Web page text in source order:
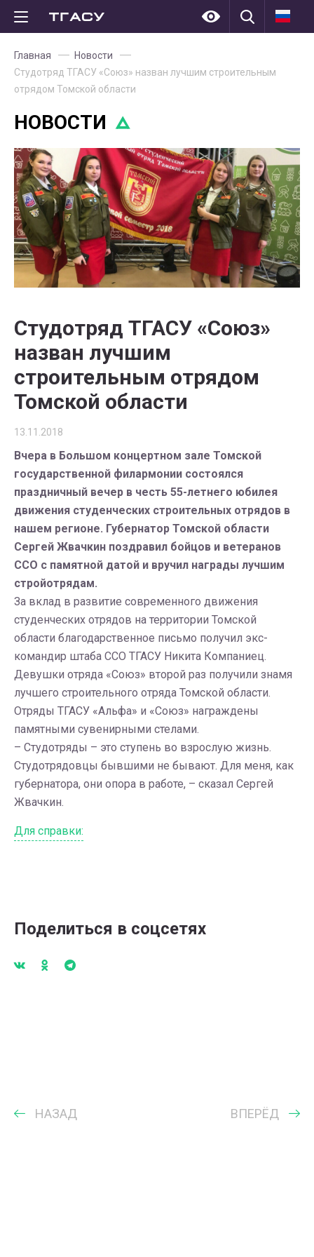
Главная
Новости
Студотряд ТГАСУ «Союз» назван лучшим строительным
отрядом Томской области
НОВОСТИ
Студотряд ТГАСУ «Союз»
назван лучшим
строительным отрядом
Томской области
13.11.2018
Вчера в Большом концертном зале Томской
государственной филармонии состоялся
праздничный вечер в честь 55-летнего юбилея
движения студенческих строительных отрядов в
нашем регионе. Губернатор Томской области
Сергей Жвачкин поздравил бойцов и ветеранов
ССО с памятной датой и вручил награды лучшим
стройотрядам.
За вклад в развитие современного движения
студенческих отрядов на территории Томской
области благодарственное письмо получил экс-
командир штаба ССО ТГАСУ Никита Компаниец.
Девушки отряда «Союз» второй раз получили знамя
лучшего строительного отряда Томской области.
Отряды ТГАСУ «Альфа» и «Союз» награждены
памятными сувенирными стелами.
– Студотряды – это ступень во взрослую жизнь.
Студотрядовцы бывшими не бывают. Для меня, как
губернатора, они опора в работе, – сказал Сергей
Жвачкин.
Для справки:
Поделиться в соцсетях
НАЗАД ВПЕРЁД